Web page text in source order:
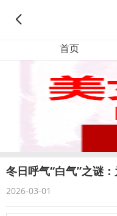
首页
冬日呼气“白气”之谜
2026-03-01